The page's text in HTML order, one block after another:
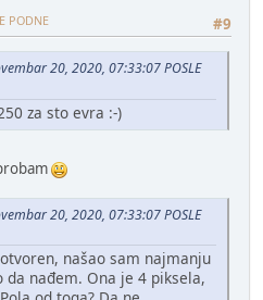
#9
PODNE
20, 2020, 07:33:07 POSLE
za sto evra :-)
20, 2020, 07:33:07 POSLE
našao sam najmanju
da nađem. Ona je 4 piksela,